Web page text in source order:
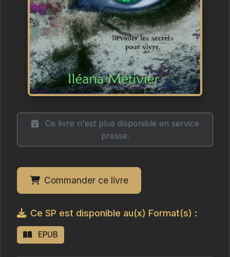
Ce livre n'est plus disponible en service
presse.
Commander ce livre
Ce SP est disponible au(x) Format(s) :
EPUB